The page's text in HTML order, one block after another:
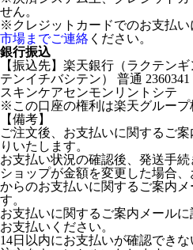
せん。
※クレジットカードでのお支払
市場までご連絡 ください。
銀行振込
【振込先】楽天銀行（ラクテン
テンイチバシテン） 普通
スキンケアセンモンリントシテ
※この口座の権利は楽天グループ
【備考】
ご注文後、お支払いに関するご
りいたします。
お支払い状況の確認後、発送手続
ショップが金額を変更した場合
からのお支払いに関するご案内
す。
お支払いに関するご案内メールに
お支払いください。
14日以内にお支払いが確認でき